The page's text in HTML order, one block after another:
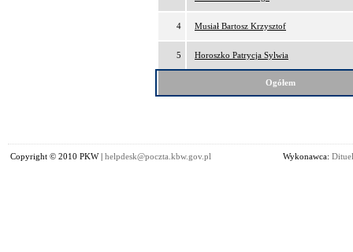
4 Musiał Bartosz Krzysztof
5 Horoszko Patrycja Sylwia
Ogółem
Copyright © 2010 PKW | helpdesk@poczta.kbw.gov.pl Wykonawca: